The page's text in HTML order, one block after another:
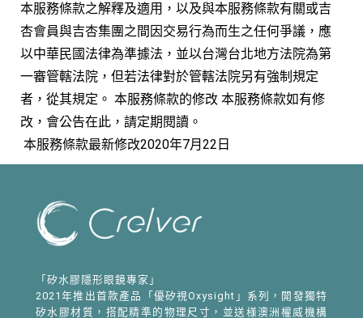
本服務條款之解釋及適用，以及與本服務條款有關或吉
杏會員與吉杏集團之間因交易行為而生之任何爭議，應
以中華民國法律為準據法，並以台灣台北地方法院為第
一審管轄法院，但若法律對於管轄法院另有強制規定
者，從其規定。 本服務條款的修改 本服務條款如有修
改，會公告在此，請定期閱讀。
本服務條款最新修改2020年7月22日
「矽水膠隱形眼鏡專家」
2021年推出首款產品「優矽視Oxysight」系列，開發獨特
矽水膠材質，搭配精準的物理尺寸，並送様澳洲權威機構